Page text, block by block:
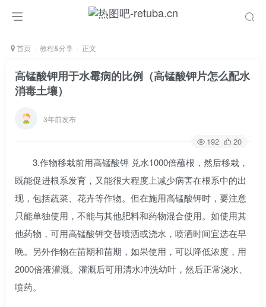
首页 教程&分享 正文
高锰酸钾用于水霉病的比例（高锰酸钾片怎么配水
消毒土壤）
3年前发布
192 20
3.作物移栽前用高锰酸钾 兑水1000倍蘸根，然后移栽，
既能促进根系发育，又能很大程度上减少病害在根系中的出
现，包括蔬菜、花卉等作物。但在施用高锰酸钾时，要注意
只能单独使用，不能与其他肥料和药物混合使用。如使用其
他药物，可用高锰酸钾交替喷洒或浇水，喷洒时间宜选在早
晚。另外作物在苗期和苗期，如果使用，可以降低浓度，用
2000倍液灌溉。灌溉后可用清水冲洗幼叶，然后正常浇水、
喷药。